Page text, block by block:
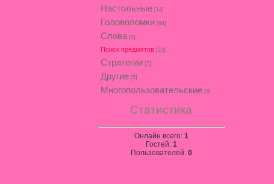
Настольные [14]
Головоломки [64]
Слова [5]
Поиск предметов [23]
Стратегии [7]
Другие [5]
Многопользовательские [9]
Статистика
Онлайн всего: 1
Гостей: 1
Пользователей: 0